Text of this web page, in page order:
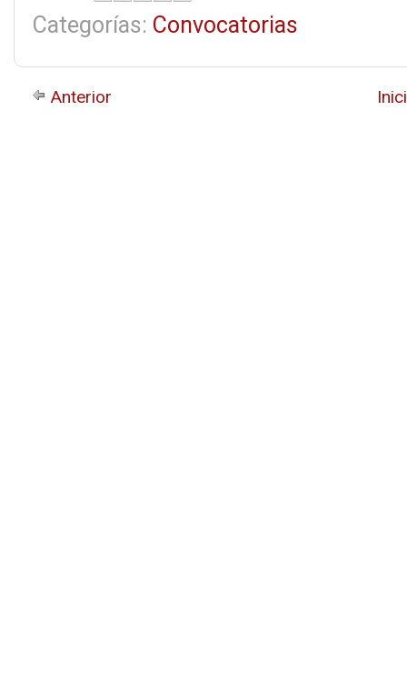
Categorías: Convocatorias
Anterior